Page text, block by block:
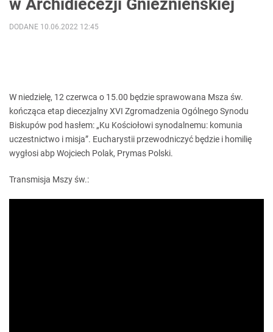
w Archidiecezji Gnieźnieńskiej
DODANE 10.06.2022 12:45
W niedzielę, 12 czerwca o 15.00 będzie sprawowana Msza św.
kończąca etap diecezjalny XVI Zgromadzenia Ogólnego Synodu
Biskupów pod hasłem: „Ku Kościołowi synodalnemu: komunia
uczestnictwo i misja”. Eucharystii przewodniczyć będzie i homilię
wygłosi abp Wojciech Polak, Prymas Polski.
Transmisja Mszy św.: